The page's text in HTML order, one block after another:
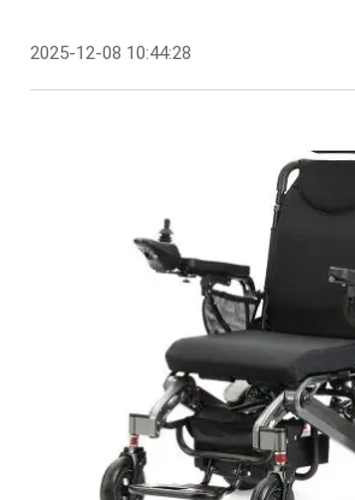
2025-12-08 10:44:28